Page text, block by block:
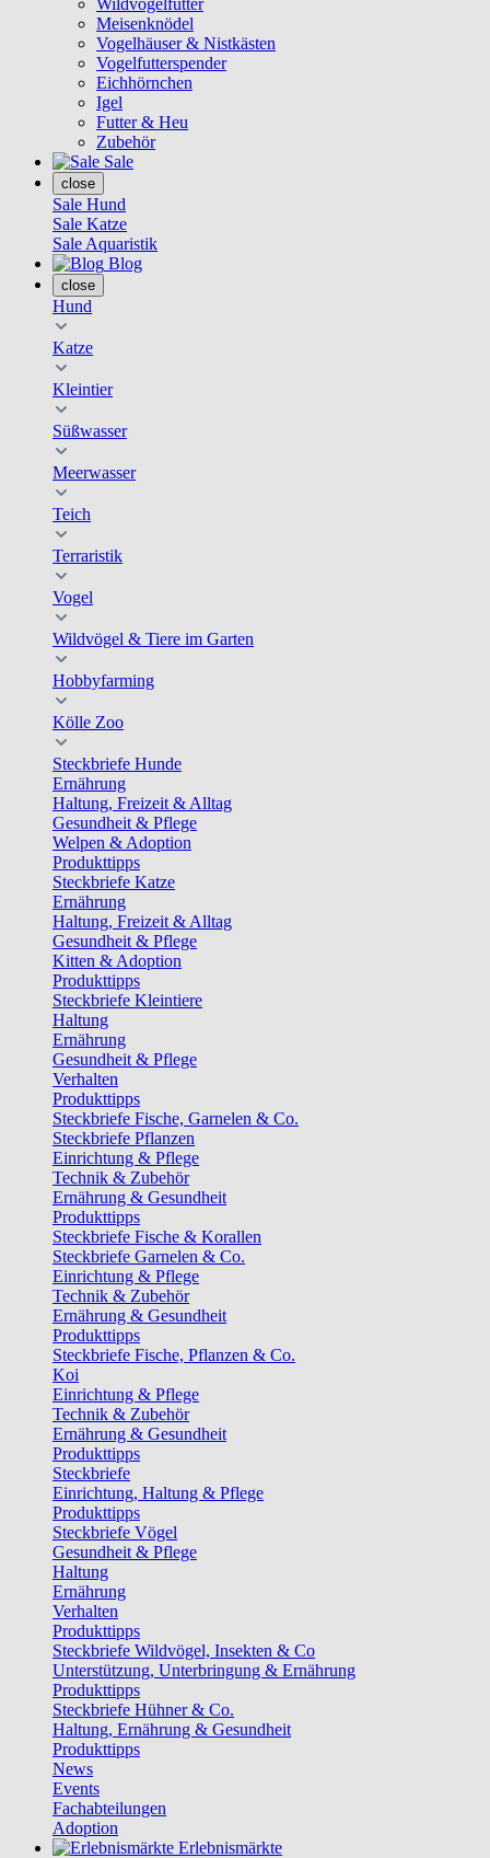
Wildvogelfutter
Meisenknödel
Vogelhäuser & Nistkästen
Vogelfutterspender
Eichhörnchen
Igel
Futter & Heu
Zubehör
Sale
close
Sale Hund
Sale Katze
Sale Aquaristik
Blog
close
Hund
Katze
Kleintier
Süßwasser
Meerwasser
Teich
Terraristik
Vogel
Wildvögel & Tiere im Garten
Hobbyfarming
Kölle Zoo
Steckbriefe Hunde
Ernährung
Haltung, Freizeit & Alltag
Gesundheit & Pflege
Welpen & Adoption
Produkttipps
Steckbriefe Katze
Ernährung
Haltung, Freizeit & Alltag
Gesundheit & Pflege
Kitten & Adoption
Produkttipps
Steckbriefe Kleintiere
Haltung
Ernährung
Gesundheit & Pflege
Verhalten
Produkttipps
Steckbriefe Fische, Garnelen & Co.
Steckbriefe Pflanzen
Einrichtung & Pflege
Technik & Zubehör
Ernährung & Gesundheit
Produkttipps
Steckbriefe Fische & Korallen
Steckbriefe Garnelen & Co.
Einrichtung & Pflege
Technik & Zubehör
Ernährung & Gesundheit
Produkttipps
Steckbriefe Fische, Pflanzen & Co.
Koi
Einrichtung & Pflege
Technik & Zubehör
Ernährung & Gesundheit
Produkttipps
Steckbriefe
Einrichtung, Haltung & Pflege
Produkttipps
Steckbriefe Vögel
Gesundheit & Pflege
Haltung
Ernährung
Verhalten
Produkttipps
Steckbriefe Wildvögel, Insekten & Co
Unterstützung, Unterbringung & Ernährung
Produkttipps
Steckbriefe Hühner & Co.
Haltung, Ernährung & Gesundheit
Produkttipps
News
Events
Fachabteilungen
Adoption
Erlebnismärkte